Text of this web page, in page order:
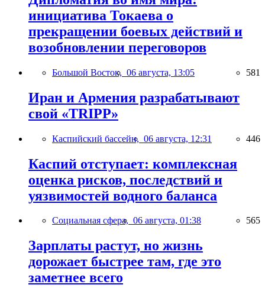
инициатива Токаева о
прекращении боевых действий и
возобновлении переговоров
Большой Восток, 06 августа, 13:05 581
Иран и Армения разрабатывают
свой «TRIPP»
Каспийский бассейн, 06 августа, 12:31 446
Каспий отступает: комплексная
оценка рисков, последствий и
уязвимостей водного баланса
Социальная сфера, 06 августа, 01:38 565
Зарплаты растут, но жизнь
дорожает быстрее там, где это
заметнее всего